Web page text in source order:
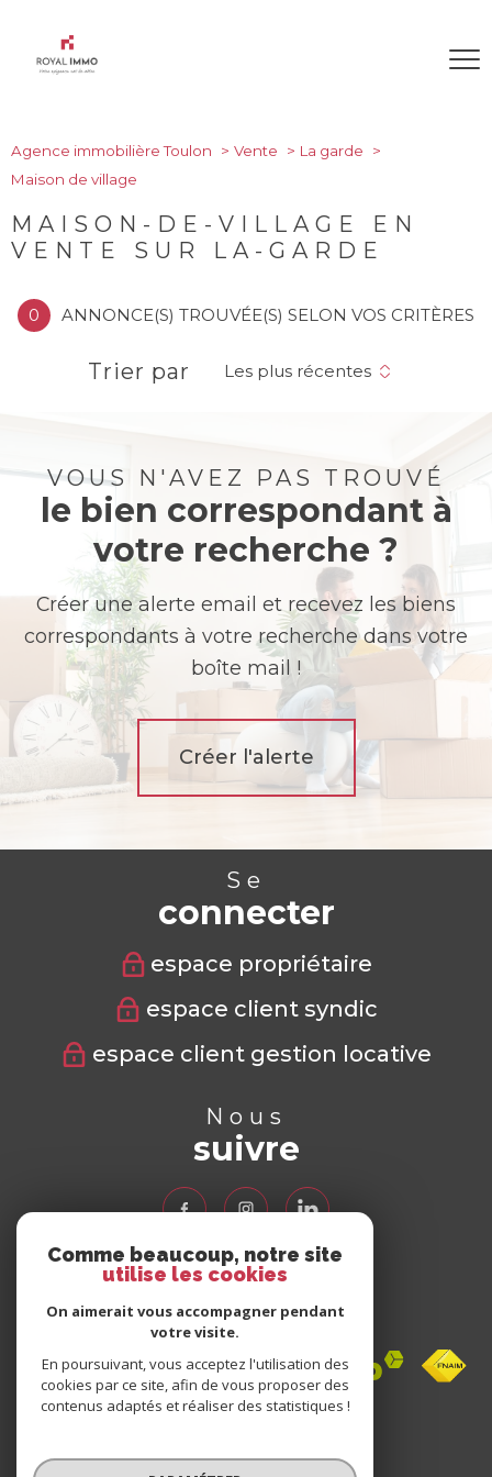
Agence immobilière Toulon Vente
La garde
Maison de village
MAISON-DE-VILLAGE EN
VENTE SUR LA-GARDE
0 ANNONCE(S) TROUVÉE(S) SELON VOS CRITÈRES
Trier par Les plus récentes
VOUS N'AVEZ PAS TROUVÉ
le bien correspondant à
votre recherche ?
Créer une alerte email et recevez les biens
correspondants à votre recherche dans votre
boîte mail !
Créer l'alerte
Se
connecter
espace propriétaire
espace client syndic
espace client gestion locative
Nous
suivre
Nous
adhérons
clients
Comme beaucoup, notre site
utilise les cookies
On aimerait vous accompagner pendant
votre visite.
En poursuivant, vous acceptez l'utilisation des
cookies par ce site, afin de vous proposer des
contenus adaptés et réaliser des statistiques !